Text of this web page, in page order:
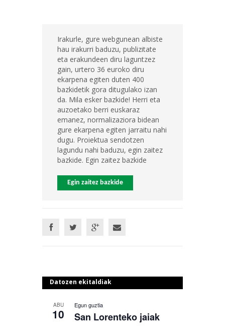
Irakurle, gure webgunean albiste
hau irakurri baduzu, publizitate
eta erakundeen diru laguntzez
gain, urtero 36 euroko diru
ekarpena egiten duten 400
bazkidetik gora ditugulako izan
da. Mila esker bazkide! Herri eta
auzoetako berri euskaraz
emanez, normalizaziora bidean
gure ekarpena egiten jarraitu nahi
dugu. Proiektua sendotzen
lagundu nahi baduzu, egin zaitez
bazkide. Egin zaitez bazkide
Egin zaitez bazkide
Datozen ekitaldiak
ABU
10
Egun guztia
San Lorenteko jaiak